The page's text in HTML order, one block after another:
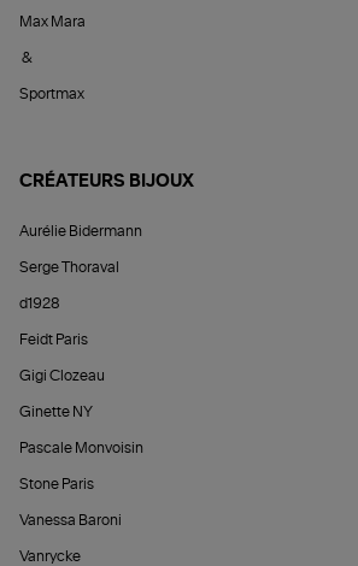
Max Mara
&
Sportmax
CRÉATEURS BIJOUX
Aurélie Bidermann
Serge Thoraval
d1928
Feidt Paris
Gigi Clozeau
Ginette NY
Pascale Monvoisin
Stone Paris
Vanessa Baroni
Vanrycke